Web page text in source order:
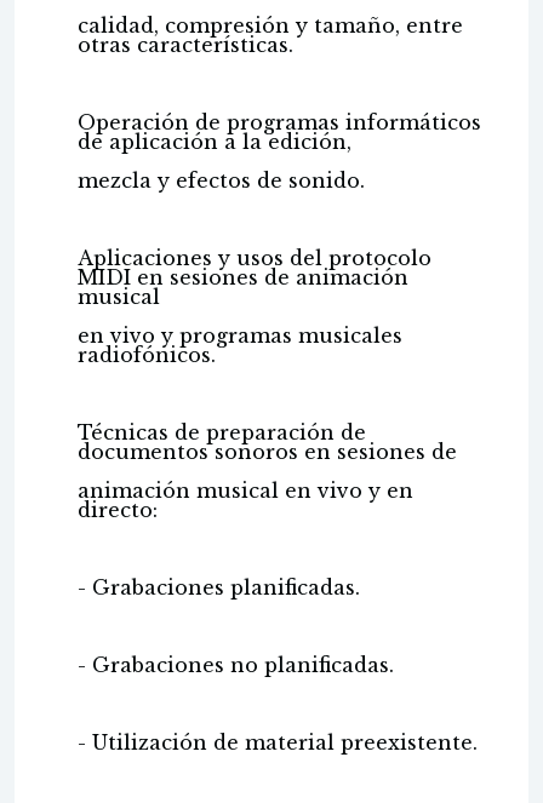
calidad, compresión y tamaño, entre
otras características.
Operación de programas informáticos
de aplicación a la edición,
mezcla y efectos de sonido.
Aplicaciones y usos del protocolo
MIDI en sesiones de animación
musical
en vivo y programas musicales
radiofónicos.
Técnicas de preparación de
documentos sonoros en sesiones de
animación musical en vivo y en
directo:
- Grabaciones planificadas.
- Grabaciones no planificadas.
- Utilización de material preexistente.